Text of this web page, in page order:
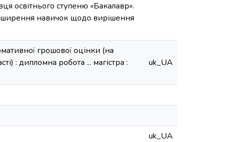
освітнього ступеню «Бакалавр».
навичок щодо вирішення
грошової оцінки (на
: дипломна робота ... магістра :
uk_UA
uk_UA